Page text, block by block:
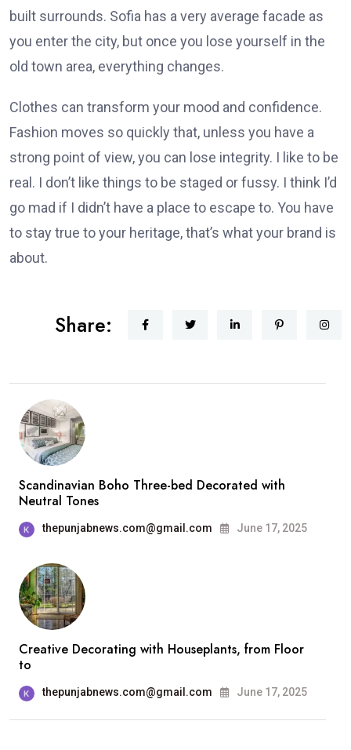
built surrounds. Sofia has a very average facade as
you enter the city, but once you lose yourself in the
old town area, everything changes.
Clothes can transform your mood and confidence.
Fashion moves so quickly that, unless you have a
strong point of view, you can lose integrity. I like to be
real. I don’t like things to be staged or fussy. I think I’d
go mad if I didn’t have a place to escape to. You have
to stay true to your heritage, that’s what your brand is
about.
Share:
Scandinavian Boho Three-bed Decorated with
Neutral Tones
thepunjabnews.com@gmail.com June 17, 2025
Creative Decorating with Houseplants, from Floor
to
thepunjabnews.com@gmail.com June 17, 2025